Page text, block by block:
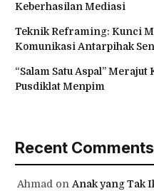
Keberhasilan Mediasi
Teknik Reframing: Kunci
Komunikasi Antarpihak
“Salam Satu Aspal”
Pusdiklat Menpim
Recent Comments
Ahmad on Anak yang Tak